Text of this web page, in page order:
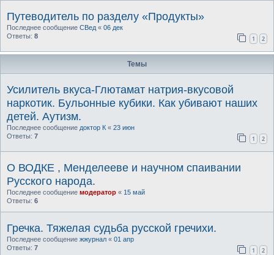
Путеводитель по разделу «Продукты»
Последнее сообщение СВед « 06 дек
Ответы: 8 1 2
Темы
Усилитель вкуса-Глютамат натрия-вкусовой
наркотик. Бульонные кубики. Как убивают наших
детей. Аутизм.
Последнее сообщение доктор К « 23 июн
Ответы: 7 1 2
О ВОДКЕ , Менделееве и научном спаивании
Русского народа.
Последнее сообщение модератор « 15 май
Ответы: 6
Гречка. Тяжелая судьба русской гречихи.
Последнее сообщение жжурнал « 01 апр
Ответы: 7 1 2